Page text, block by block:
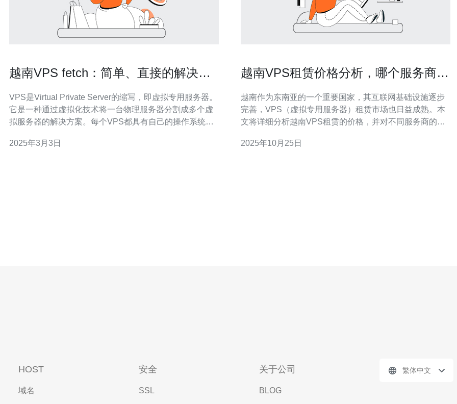
越南VPS fetch：简单、直接的解决方
VPS是Virtual Private Server的缩写，即虚拟专用服务器。
它是一种通过虚拟化技术将一台物理服务器分割成多个虚
拟服务器的解决方案。每个VPS都具有自己的操作系统和
能和安全性，还可以满足个人和企业对服务器资源的灵活
2025年3月3日
越南VPS租赁价格分析，哪个服务商最
越南作为东南亚的一个重要国家，其互联网基础设施逐步
完善，VPS（虚拟专用服务器）租赁市场也日益成熟。本
文将详细分析越南VPS租赁的价格，并对不同服务商的性
VPS服务商时，我们需要考虑多个因素，包括价格、性
2025年10月25日
HOST
域名
安全
SSL
关于公司
BLOG
繁体中文